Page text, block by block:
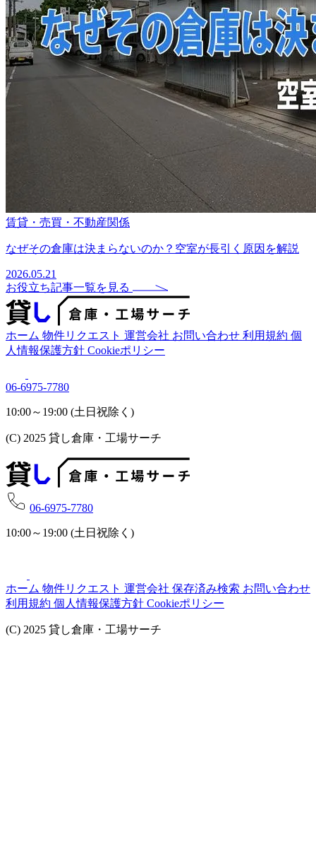
賃貸・売買・不動産関係
なぜその倉庫は決まらないのか？空室が長引く原因を解説
2026.05.21
お役立ち記事一覧を見る
ホーム 物件リクエスト 運営会社 お問い合わせ 利用規約 個
人情報保護方針 Cookieポリシー
06-6975-7780
10:00～19:00 (土日祝除く)
(C) 2025 貸し倉庫・工場サーチ
06-6975-7780
10:00～19:00 (土日祝除く)
ホーム 物件リクエスト 運営会社 保存済み検索 お問い合わせ
利用規約 個人情報保護方針 Cookieポリシー
(C) 2025 貸し倉庫・工場サーチ